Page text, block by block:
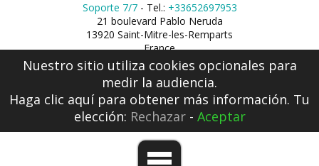
Soporte 7/7- Tel.: +33652697953
21 boulevard Pablo Neruda
13920 Saint-Mitre-les-Remparts
France
Nuestro sitio utiliza cookies opcionales para
medir la audiencia.
Haga clic aquípara obtener más información. Tu
elección: Rechazar- Aceptar